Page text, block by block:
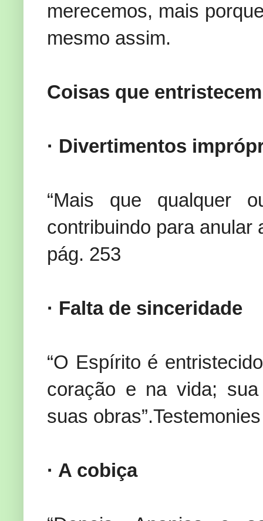
merecemos, mais
mesmo assim.
Coisas que
· Divertimentos
“Mais que qualquer
contribuindo para anular
pág. 253
· Falta de sinceridade
“O Espírito é
coração e na vida;
suas
· A cobiça